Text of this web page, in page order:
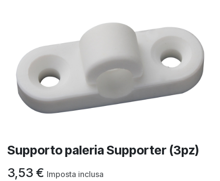
Supporto paleria Supporter (3pz)
3,53 € Imposta inclusa